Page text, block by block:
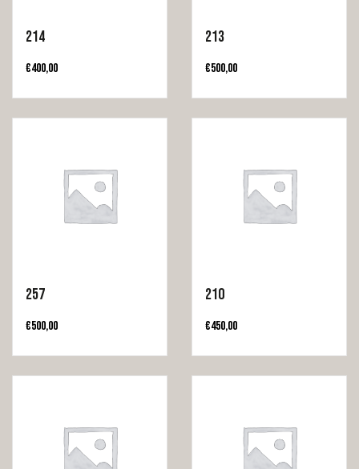
214
€400,00
213
€500,00
257
€500,00
210
€450,00